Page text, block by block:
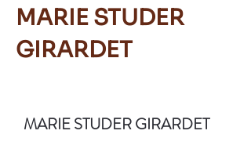
MARIE STUDER
GIRARDET
MARIE STUDER GIRARDET